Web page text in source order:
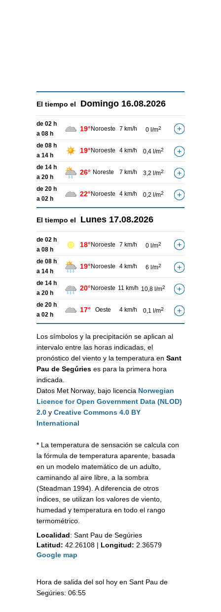
El tiempo el Domingo 16.08.2026
de 02 h
a 08 h
19° Noroeste 7 km/h 0 l/m2
de 08 h
a 14 h
19° Noroeste 4 km/h 0,4 l/m2
de 14 h
a 20 h
26° Noreste 7 km/h 3,2 l/m2
de 20 h
a 02 h
22° Noroeste 4 km/h 0,2 l/m2
El tiempo el Lunes 17.08.2026
de 02 h
a 08 h
18° Noroeste 7 km/h 0 l/m2
de 08 h
a 14 h
19° Noroeste 4 km/h 6 l/m2
de 14 h
a 20 h
20° Noroeste 11 km/h 10,8 l/m2
de 20 h
a 02 h
17° Oeste 4 km/h 0,1 l/m2
Los símbolos y la precipitación se aplican al
intervalo entre las horas indicadas, el
pronóstico del viento y la temperatura en Sant
Pau de Segúries es para la primera hora
indicada.
Datos Met Norway, bajo licencia Norwegian
Licence for Open Government Data (NLOD)
2.0 y Creative Commons 4.0 BY
International
* La temperatura de sensación se calcula con
la fórmula de temperatura aparente, basada
en un modelo matemático de un adulto,
caminando al aire libre, a la sombra
(Steadman 1994). A diferencia de otros
índices, se utilizan los valores de viento,
humedad y temperatura en todo el rango
termométrico.
Localidad: Sant Pau de Segúries
Latitud: 42.26108 | Longitud: 2.36579
Google map
Hora de salida del sol hoy en Sant Pau de
Segúries: 06:55